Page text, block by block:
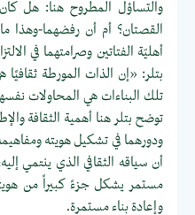
والتساؤل المطروح هنا: هل
القصتان؟ أم أن رفضهما-وهذا
أهليّة الفتاتين وصرامتهما في
بتلر: «إن الذات المورطة
تلك البناءات هي المحاولات
توضح بتلر هنا أهمية الثقافة
ودورهما في تشكيل هويته
أن سياقه الثقافي الذي ينتمي
مستمر يشكل جزءً كبيراً من
وإعادة بناء مستمرة.